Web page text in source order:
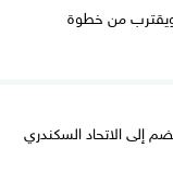
من خطوة
إلى الاتحاد السكندري